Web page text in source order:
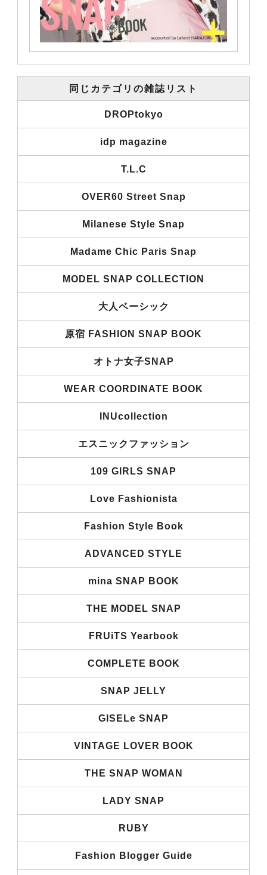
同じカテゴリの雑誌リスト
DROPtokyo
idp magazine
T.L.C
OVER60 Street Snap
Milanese Style Snap
Madame Chic Paris Snap
MODEL SNAP COLLECTION
大人ベーシック
原宿 FASHION SNAP BOOK
オトナ女子SNAP
WEAR COORDINATE BOOK
INUcollection
エスニックファッション
109 GIRLS SNAP
Love Fashionista
Fashion Style Book
ADVANCED STYLE
mina SNAP BOOK
THE MODEL SNAP
FRUiTS Yearbook
COMPLETE BOOK
SNAP JELLY
GISELe SNAP
VINTAGE LOVER BOOK
THE SNAP WOMAN
LADY SNAP
RUBY
Fashion Blogger Guide